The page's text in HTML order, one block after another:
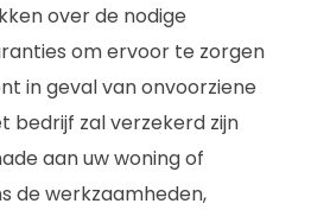
over de nodige
om ervoor te zorgen
in geval van onvoorziene
bedrijf zal verzekerd zijn
aan uw woning of
de werkzaamheden,